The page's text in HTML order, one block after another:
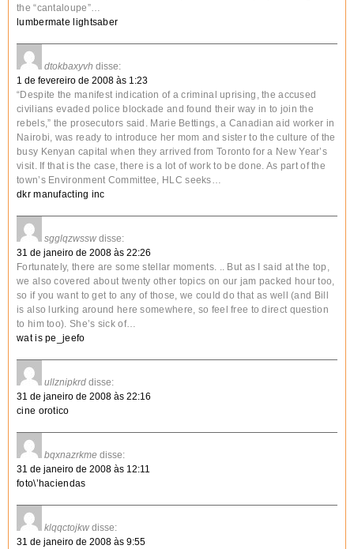
the “cantaloupe”…
lumbermate lightsaber
dtokbaxyvh disse:
1 de fevereiro de 2008 às 1:23
“Despite the manifest indication of a criminal uprising, the accused
civilians evaded police blockade and found their way in to join the
rebels,” the prosecutors said. Marie Bettings, a Canadian aid worker in
Nairobi, was ready to introduce her mom and sister to the culture of the
busy Kenyan capital when they arrived from Toronto for a New Year’s
visit. If that is the case, there is a lot of work to be done. As part of the
town’s Environment Committee, HLC seeks…
dkr manufacting inc
sgglqzwssw disse:
31 de janeiro de 2008 às 22:26
Fortunately, there are some stellar moments. .. But as I said at the top,
we also covered about twenty other topics on our jam packed hour too,
so if you want to get to any of those, we could do that as well (and Bill
is also lurking around here somewhere, so feel free to direct question
to him too). She’s sick of…
wat is pe_jeefo
ullznipkrd disse:
31 de janeiro de 2008 às 22:16
cine orotico
bqxnazrkme disse:
31 de janeiro de 2008 às 12:11
foto\’haciendas
klqqctojkw disse:
31 de janeiro de 2008 às 9:55